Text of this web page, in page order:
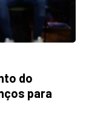
do
para